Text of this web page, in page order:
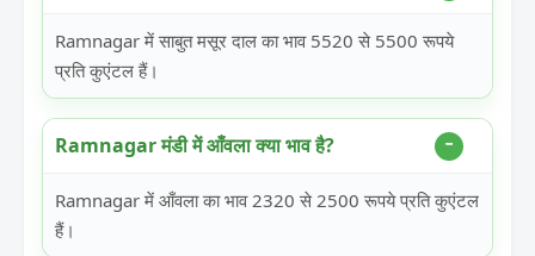
Ramnagar में साबुत मसूर दाल का भाव 5520 से 5500 रूपये
प्रति कुएंटल हैं।
Ramnagar मंडी में आँवला क्या भाव है?
Ramnagar में आँवला का भाव 2320 से 2500 रूपये प्रति कुएंटल
हैं।